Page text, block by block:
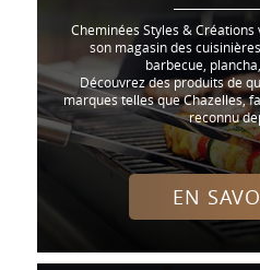
Cheminées Styles &
son magasin des
barbecue,
Découvrez des produits de
marques telles que Chazelles,
reconnu
EN